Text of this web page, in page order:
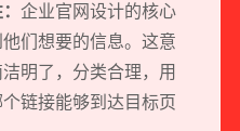
：企业官网设计的核心
们想要的信息。这意
明了，分类合理，用
链接能够到达目标页